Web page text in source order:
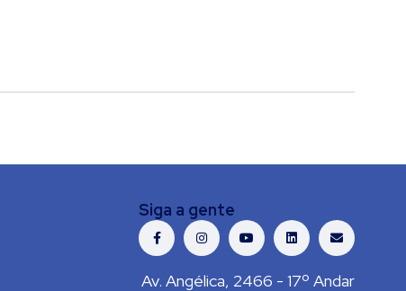
Siga a gente
Av. Angélica, 2466 - 17º Andar